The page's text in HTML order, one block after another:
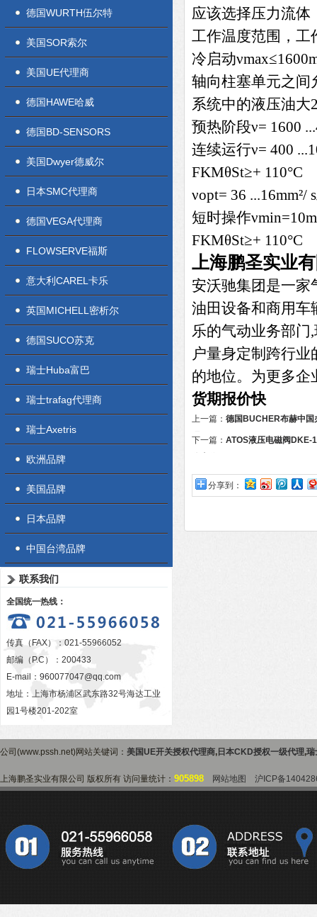
德国WURTH伍尔特
美国SOR索尔
美国UE代理商
德国HAWE哈威
德国BD-SENSORS
美国Dwyer德威尔
日本SMC代理商
德国VEGA代理商
FLOWSERVE福斯
意大利CAREL卡乐
英国MICHELL密析尔
德国SUCO苏克
瑞士Huba富巴
瑞士trafag代理商
瑞士Axetris
欧洲品牌
美国品牌
日本品牌
中国台湾品牌
联系我们
全国统一热线：
传真（FAX）：021-55966052
邮编（P.C）：200433
E-mail： 960077047@qq.com
地址：上海市杨浦区武东路32号海达工业
园1号楼201-202室
应该选择压力流体
工作温度范围，工
冷启动
轴向柱塞单元之间
系统中的液压油大
预热阶段ν= 1600
连续运行ν= 400
FKMθSt≥+ 110°C
νopt= 36
短时操作
FKMθSt≥+ 110°C
上海鹏圣实业
安沃驰集团是一家
油田设备和商用车
乐的气动业务部门
户量身定制跨行
的地位。为更多企
货期报价快
上一篇： 德国BUCHER布赫中国
理
下一篇： ATOS液压电磁阀DKE-
分享到：
公司(www.pssh.net)网站关键词： 美国UE开关授权代理商, 日本CKD授权一级代理,瑞
上海鹏圣实业有限公司 版权所有 访问量统计： 905898 网站地图 沪ICP备